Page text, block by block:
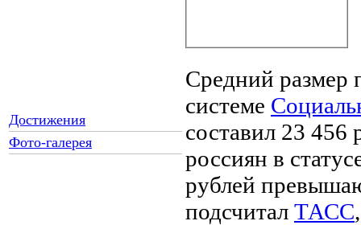
Достижения
Фото-галерея
Средний размер
системе
составил 23
россиян в
рублей
подсчитал ТАСС